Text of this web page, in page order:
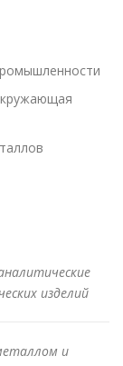
изделий
и